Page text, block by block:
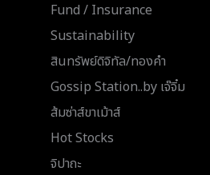
Fund / Insurance
Sustainability
สินทรัพย์ดิจิทัล/ทองคำ
Gossip Station..by เจ๊จิ๋ม
ส้มซ่าส์ขาเม้าส์
Hot Stocks
จิปาถะ